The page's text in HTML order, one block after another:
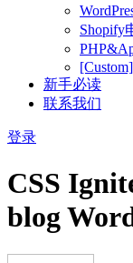
Shopify
[Custom]
新手必读
联系我们
登录
CSS
blog